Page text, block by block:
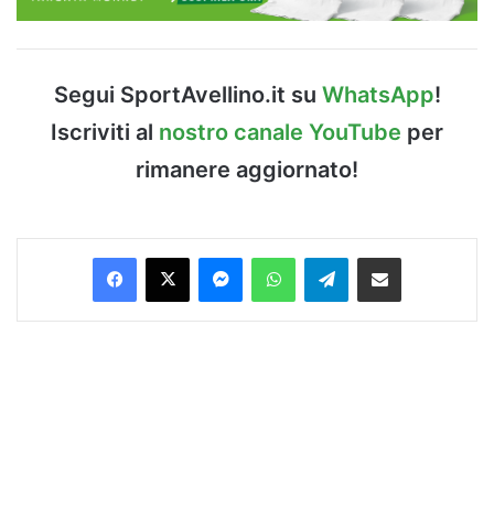
Segui SportAvellino.it su WhatsApp!
Iscriviti al nostro canale YouTube per
rimanere aggiornato!
Facebook
X MessengerWhatsAppTelegramCondividi via Email